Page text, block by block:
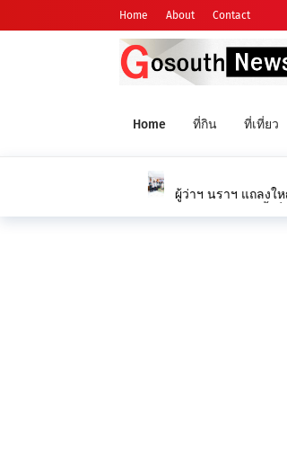
Home About Contact
Home ที่กิน ที่เที่ยว
ผู้ว่าฯ นราฯ แถลงใหญ่!